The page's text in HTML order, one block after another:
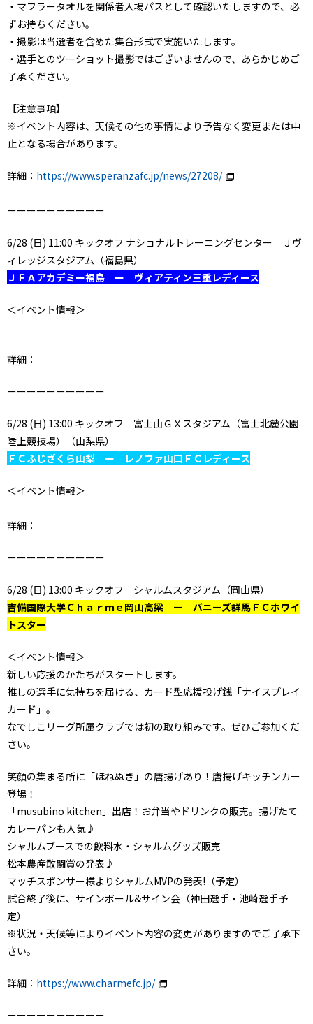
・マフラータオルを関係者入場パスとして確認いたしますので、必
ずお持ちください。
・撮影は当選者を含めた集合形式で実施いたします。
・選手とのツーショット撮影ではございませんので、あらかじめご
了承ください。
【注意事項】
※イベント内容は、天候その他の事情により予告なく変更または中
止となる場合があります。
詳細： https://www.speranzafc.jp/news/27208/
ーーーーーーーーーー
6/28 (日) 11:00 キックオフ ナショナルトレーニングセンター Ｊヴ
ィレッジスタジアム（福島県）
ＪＦＡアカデミー福島 ー ヴィアティン三重レディース
＜イベント情報＞
詳細：
ーーーーーーーーーー
6/28 (日) 13:00 キックオフ 富士山ＧＸスタジアム（富士北麓公園
陸上競技場）（山梨県）
ＦＣふじざくら山梨 ー レノファ山口ＦＣレディース
＜イベント情報＞
詳細：
ーーーーーーーーーー
6/28 (日) 13:00 キックオフ シャルムスタジアム（岡山県）
吉備国際大学Ｃｈａｒｍｅ岡山高梁 ー バニーズ群馬ＦＣホワイ
トスター
＜イベント情報＞
新しい応援のかたちがスタートします。
推しの選手に気持ちを届ける、カード型応援投げ銭「ナイスプレイ
カード」。
なでしこリーグ所属クラブでは初の取り組みです。ぜひご参加くだ
さい。
笑顔の集まる所に「ほねぬき」の唐揚げあり！唐揚げキッチンカー
登場！
「musubino kitchen」出店！お弁当やドリンクの販売。揚げたて
カレーパンも人気♪
シャルムブースでの飲料水・シャルムグッズ販売
松本農産敢闘賞の発表♪
マッチスポンサー様よりシャルムMVPの発表!（予定）
試合終了後に、サインボール&サイン会（神田選手・池崎選手予
定）
※状況・天候等によりイベント内容の変更がありますのでご了承下
さい。
詳細： https://www.charmefc.jp/
ーーーーーーーーーー